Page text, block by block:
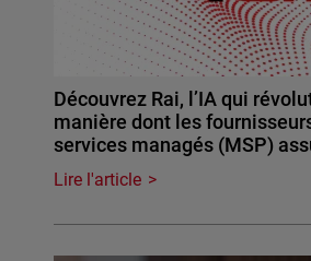
Découvrez Rai, l’IA qui
manière dont les
services managés (MSP)
Lire l'article